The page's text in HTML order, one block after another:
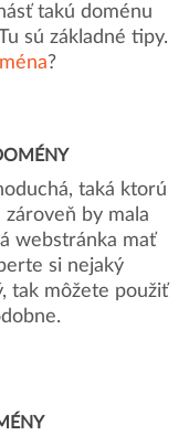
takú doménu
sú základné tipy.
?
taká ktorú
zároveň by mala
webstránka mať
si nejaký
tak môžete použiť